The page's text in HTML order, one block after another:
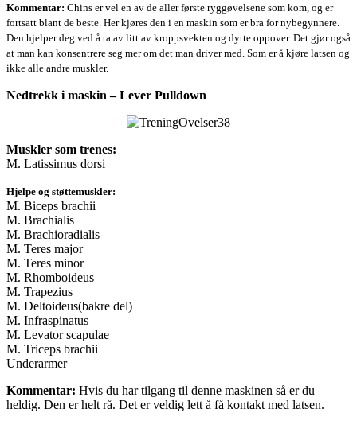
Kommentar: Chins er vel en av de aller første ryggøvelsene som kom, og er
fortsatt blant de beste. Her kjøres den i en maskin som er bra for nybegynnere.
Den hjelper deg ved å ta av litt av kroppsvekten og dytte oppover. Det gjør også
at man kan konsentrere seg mer om det man driver med. Som er å kjøre latsen og
ikke alle andre muskler.
Nedtrekk i maskin – Lever Pulldown
Muskler som trenes:
M. Latissimus dorsi
Hjelpe og støttemuskler:
M. Biceps brachii
M. Brachialis
M. Brachioradialis
M. Teres major
M. Teres minor
M. Rhomboideus
M. Trapezius
M. Deltoideus(bakre del)
M. Infraspinatus
M. Levator scapulae
M. Triceps brachii
Underarmer
Kommentar: Hvis du har tilgang til denne maskinen så er du
heldig. Den er helt rå. Det er veldig lett å få kontakt med latsen.